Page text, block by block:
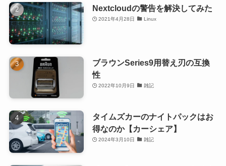
Nextcloudの警告を解決してみた
2021年4月28日 Linux
ブラウンSeries9用替え刃の互換
性
2022年10月9日 雑記
タイムズカーのナイトパックはお
得なのか【カーシェア】
2024年3月10日 雑記